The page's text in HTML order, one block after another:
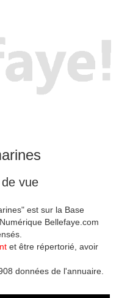
vue
est sur la Base
Bellefaye.com
et être répertorié, avoir
données de l'annuaire.